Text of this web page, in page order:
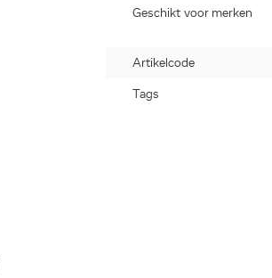
Geschikt voor merken
Artikelcode
Tags